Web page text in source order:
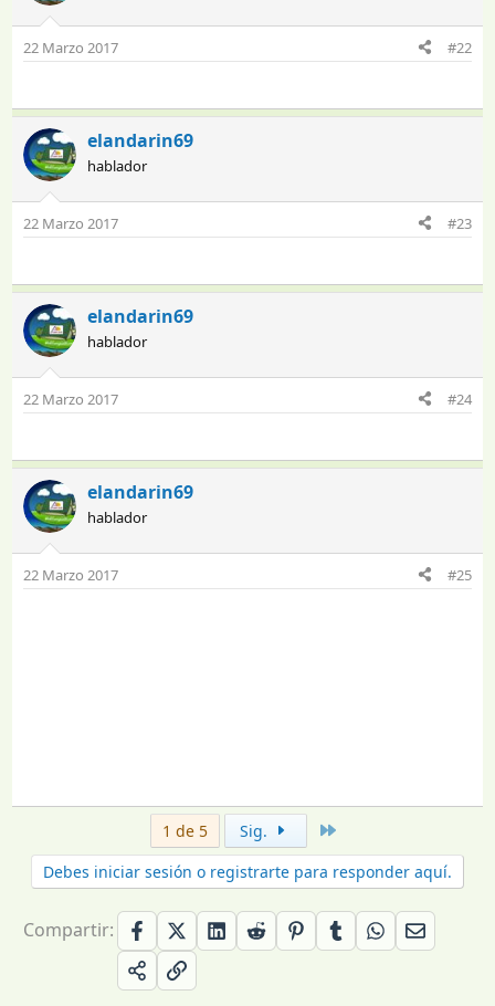
22 Marzo 2017 #22
elandarin69
hablador
22 Marzo 2017 #23
elandarin69
hablador
22 Marzo 2017 #24
elandarin69
hablador
22 Marzo 2017 #25
1 de 5 Sig.
Debes iniciar sesión o registrarte para responder aquí.
Compartir: